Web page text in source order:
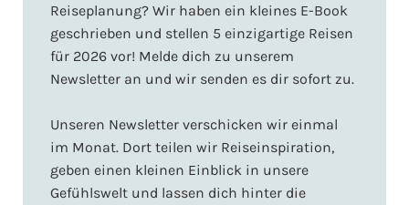
Reiseplanung? Wir haben ein kleines E-Book
geschrieben und stellen 5 einzigartige Reisen
für 2026 vor! Melde dich zu unserem
Newsletter an und wir senden es dir sofort zu.
Unseren Newsletter verschicken wir einmal
im Monat. Dort teilen wir Reiseinspiration,
geben einen kleinen Einblick in unsere
Gefühlswelt und lassen dich hinter die